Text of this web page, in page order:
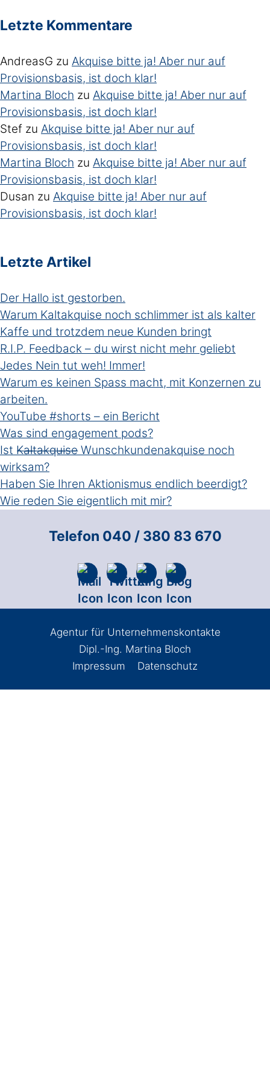
Letzte Kommentare
AndreasG zu Akquise bitte ja! Aber nur auf
Provisionsbasis, ist doch klar!
Martina Bloch zu Akquise bitte ja! Aber nur auf
Provisionsbasis, ist doch klar!
Stef zu Akquise bitte ja! Aber nur auf
Provisionsbasis, ist doch klar!
Martina Bloch zu Akquise bitte ja! Aber nur auf
Provisionsbasis, ist doch klar!
Dusan zu Akquise bitte ja! Aber nur auf
Provisionsbasis, ist doch klar!
Letzte Artikel
Der Hallo ist gestorben.
Warum Kaltakquise noch schlimmer ist als kalter
Kaffe und trotzdem neue Kunden bringt
R.I.P. Feedback – du wirst nicht mehr geliebt
Jedes Nein tut weh! Immer!
Warum es keinen Spass macht, mit Konzernen zu
arbeiten.
YouTube #shorts – ein Bericht
Was sind engagement pods?
Ist K̶a̶l̶t̶a̶k̶q̶u̶i̶s̶e̶ Wunschkundenakquise noch
wirksam?
Haben Sie Ihren Aktionismus endlich beerdigt?
Wie reden Sie eigentlich mit mir?
Telefon 040 / 380 83 670
Agentur für Unternehmenskontakte
Dipl.-Ing. Martina Bloch
Impressum
Datenschutz